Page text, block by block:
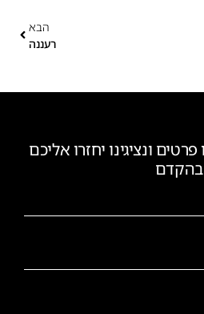
הבא
רעננה
ונציגינו יחזרו אליכם
בהקדם